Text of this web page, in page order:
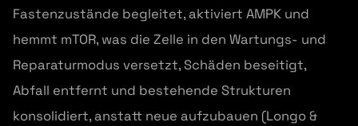
Fastenzustände begleitet, aktiviert AMPK und
hemmt mTOR, was die Zelle in den Wartungs- und
Reparaturmodus versetzt, Schäden beseitigt,
Abfall entfernt und bestehende Strukturen
konsolidiert, anstatt neue aufzubauen (Longo &